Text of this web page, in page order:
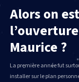
Alors on
Maurice ?
La première année fut
installer sur le plan